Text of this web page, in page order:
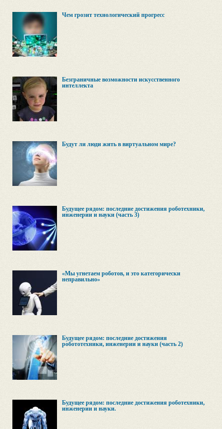
Чем грозит технологический прогресс
Безграничные возможности искусственного
интеллекта
Будут ли люди жить в виртуальном мире?
Будущее рядом: последние достижения роботехники,
инженерии и науки (часть 3)
«Мы угнетаем роботов, и это категорически
неправильно»
Будущее рядом: последние достижения
робототехники, инженерии и науки (часть 2)
Будущее рядом: последние достижения роботехники,
инженерии и науки.